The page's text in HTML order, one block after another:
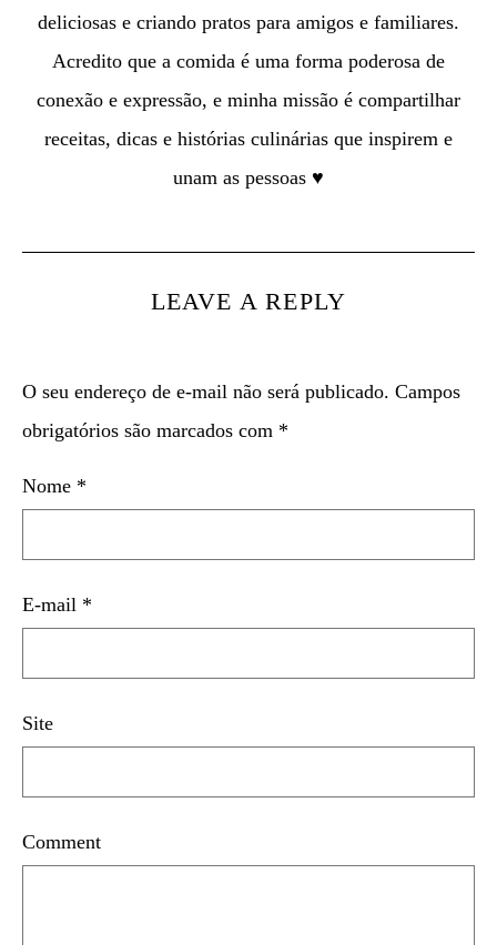
deliciosas e criando pratos para amigos e familiares.
Acredito que a comida é uma forma poderosa de
conexão e expressão, e minha missão é compartilhar
receitas, dicas e histórias culinárias que inspirem e
unam as pessoas ♥
LEAVE A REPLY
O seu endereço de e-mail não será publicado. Campos
obrigatórios são marcados com *
Nome *
E-mail *
Site
Comment